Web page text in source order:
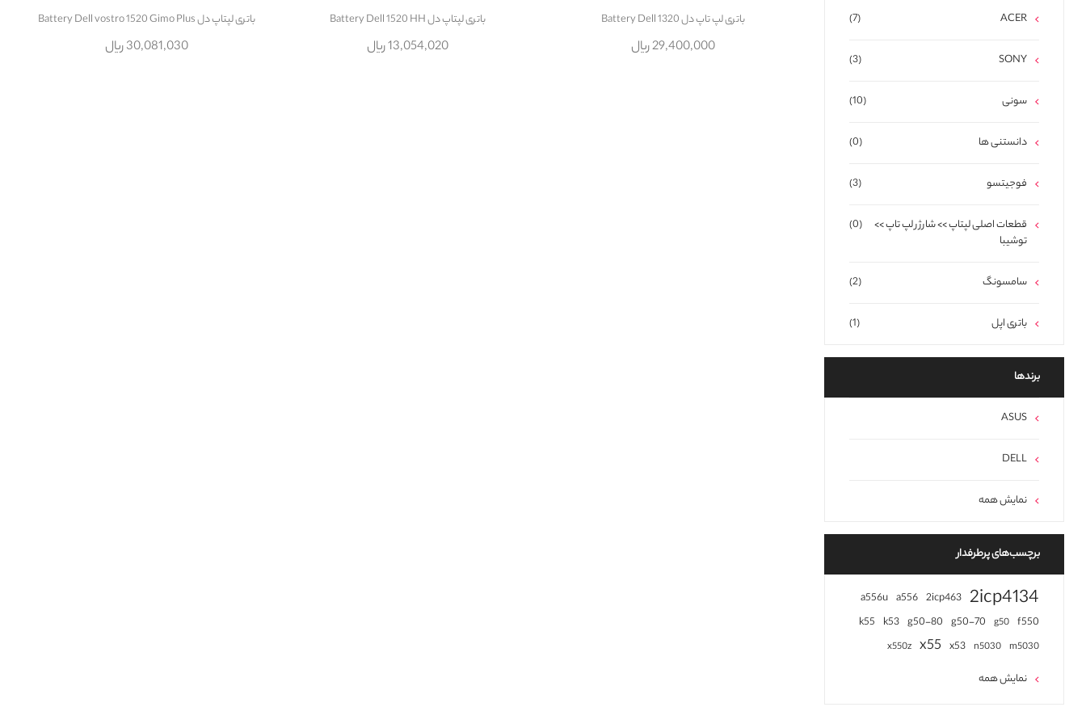
باتری لپ تاپ دل Battery Dell 1320
29,400,000 ریال
باتری لپتاپ دل Battery Dell 1520 HH
13,054,020 ریال
باتری لپتاپ دل Battery Dell vostro 1520 Gimo Plus
30,081,030 ریال
(7) ACER
(3) SONY
(10) سونی
(0) دانستنی ها
(3) فوجیتسو
(0)
قطعات اصلی لپتاپ >> شارژر لپ تاپ >>
توشیبا
(2) سامسونگ
(1) باتری اپل
برند‌ها
ASUS
DELL
نمایش همه
برچسب‌های پرطرفدار
2icp4134
2icp463
a556
a556u
f550
g50
g50-70
g50-80
k53
k55
m5030
n5030
x53
x55
x550z
نمایش همه